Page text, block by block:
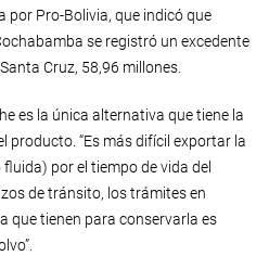
Pro-Bolivia, que indicó que
se registró un excedente
Cruz, 58,96 millones.
es la única alternativa que tiene la
producto. “Es más difícil exportar la
por el tiempo de vida del
de tránsito, los trámites en
que tienen para conservarla es